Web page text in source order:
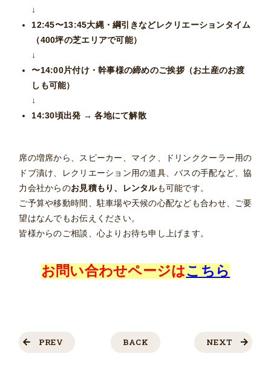
↓
12:45〜13:45大縄・綱引きなどレクリエーションタイム
（400坪の芝エリアで可能）
↓
〜14:00片付け・幹事様の締めのご挨拶（お土産のお渡
しも可能）
↓
14:30頃出発 → 各地にて解散
席の増席から、スピーカー、マイク、ドリンククーラー用の
ドブ漬け、レクリエーション用の道具、バスの手配など、協
力会社からのお見積もり、レンタルも可能です。
ご予算や移動時間、駐車場や天候の心配なども合わせ、ご要
望はなんでもお伝えください。
皆様からのご相談、心よりお待ち申し上げます。
お問い合わせページはこちら
NEXT
BACK
PREV